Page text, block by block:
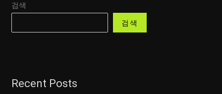
끝
왕
로
검색
검색
Recent Posts